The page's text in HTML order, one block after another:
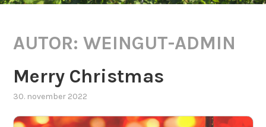
AUTOR:WEINGUT-ADMIN
Merry Christmas
30. november 2022